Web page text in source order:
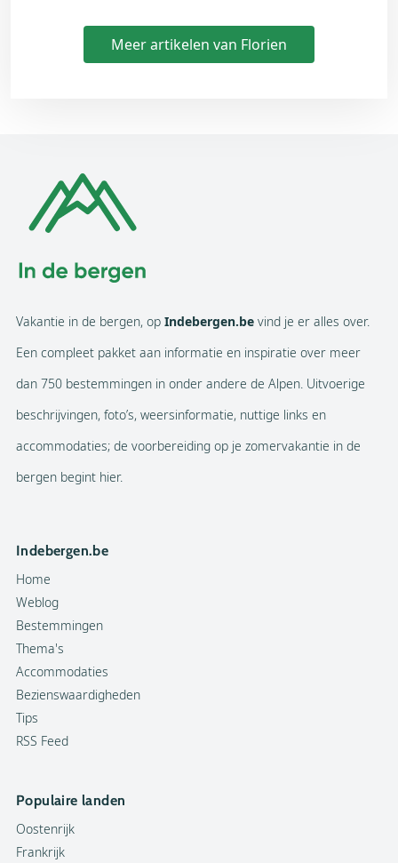
Meer artikelen van Florien
Vakantie in de bergen, op Indebergen.be vind je er alles over.
Een compleet pakket aan informatie en inspiratie over meer
dan 750 bestemmingen in onder andere de Alpen. Uitvoerige
beschrijvingen, foto’s, weersinformatie, nuttige links en
accommodaties; de voorbereiding op je zomervakantie in de
bergen begint hier.
Indebergen.be
Home
Weblog
Bestemmingen
Thema's
Accommodaties
Bezienswaardigheden
Tips
RSS Feed
Populaire landen
Oostenrijk
Frankrijk